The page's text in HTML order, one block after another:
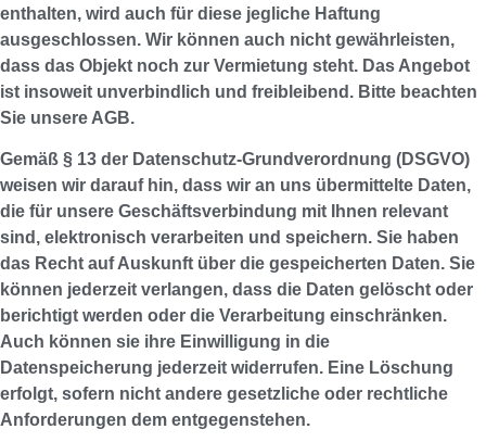
enthalten, wird auch für diese jegliche Haftung
ausgeschlossen. Wir können auch nicht gewährleisten,
dass das Objekt noch zur Vermietung steht. Das Angebot
ist insoweit unverbindlich und freibleibend. Bitte beachten
Sie unsere AGB.
Gemäß § 13 der Datenschutz-Grundverordnung (DSGVO)
weisen wir darauf hin, dass wir an uns übermittelte Daten,
die für unsere Geschäftsverbindung mit Ihnen relevant
sind, elektronisch verarbeiten und speichern. Sie haben
das Recht auf Auskunft über die gespeicherten Daten. Sie
können jederzeit verlangen, dass die Daten gelöscht oder
berichtigt werden oder die Verarbeitung einschränken.
Auch können sie ihre Einwilligung in die
Datenspeicherung jederzeit widerrufen. Eine Löschung
erfolgt, sofern nicht andere gesetzliche oder rechtliche
Anforderungen dem entgegenstehen.